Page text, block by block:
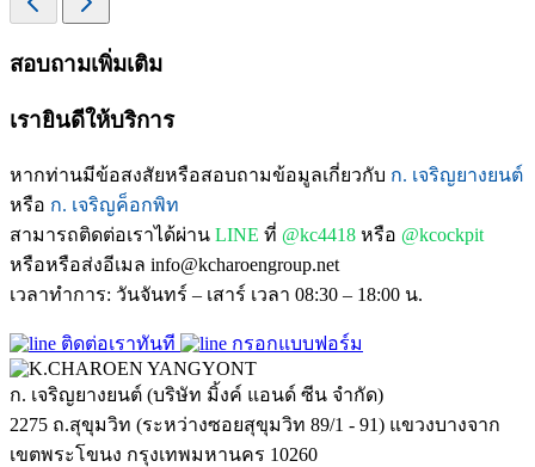
สอบถามเพิ่มเติม
เรายินดีให้บริการ
หากท่านมีข้อสงสัยหรือสอบถามข้อมูลเกี่ยวกับ ก. เจริญยางยนต์
หรือ ก. เจริญค็อกพิท
สามารถติดต่อเราได้ผ่าน LINE ที่ @kc4418 หรือ @kcockpit
หรือหรือส่งอีเมล info@kcharoengroup.net
เวลาทำการ: วันจันทร์ – เสาร์ เวลา 08:30 – 18:00 น.
ติดต่อเราทันที กรอกแบบฟอร์ม
ก. เจริญยางยนต์ (บริษัท มิ้งค์ แอนด์ ซีน จำกัด)
2275 ถ.สุขุมวิท (ระหว่างซอยสุขุมวิท 89/1 - 91) แขวงบางจาก
เขตพระโขนง กรุงเทพมหานคร 10260